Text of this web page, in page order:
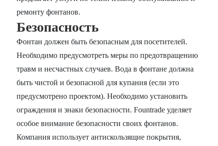
ремонту фонтанов.
Безопасность
Фонтан должен быть безопасным для посетителей.
Необходимо предусмотреть меры по предотвращению
травм и несчастных случаев. Вода в фонтане должна
быть чистой и безопасной для купания (если это
предусмотрено проектом). Необходимо установить
ограждения и знаки безопасности. Fountrade уделяет
особое внимание безопасности своих фонтанов.
Компания использует антискользящие покрытия,